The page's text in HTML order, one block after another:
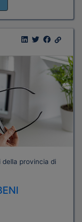
della provincia di